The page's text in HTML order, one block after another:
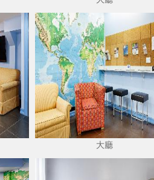
大廳